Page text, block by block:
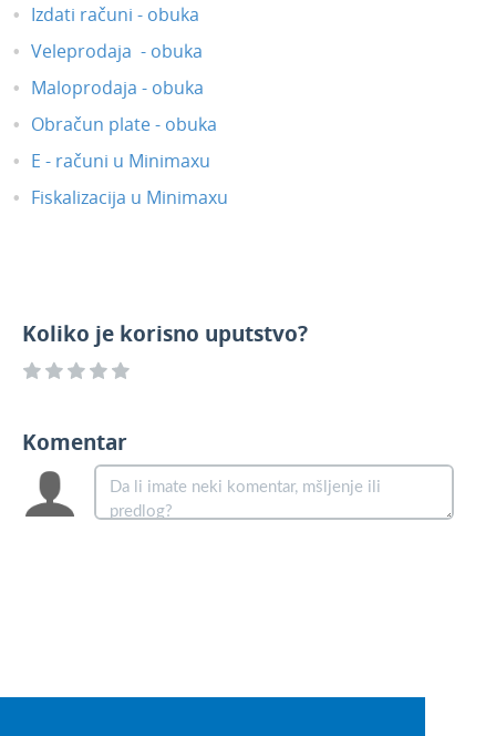
Izdati računi - obuka
Veleprodaja - obuka
Maloprodaja - obuka
Obračun plate - obuka
E - računi u Minimaxu
Fiskalizacija u Minimaxu
Koliko je korisno uputstvo?
Komentar